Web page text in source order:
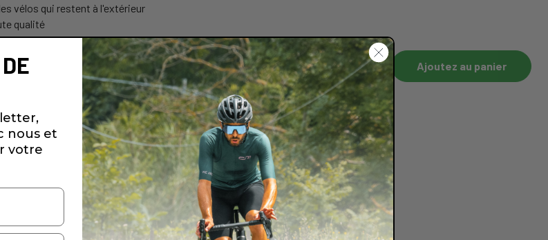
vélos qui restent à l'extérieur
qualité
Ajoutez au panier
nous et
votre